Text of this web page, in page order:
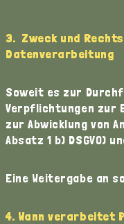
3. Zweck und
Datenverarbeitung
Soweit es zur
Verpflichtungen zur
zur Abwicklung von
Absatz 1 b) DSGVO)
Eine Weitergabe an
4. Wann verarbeitet